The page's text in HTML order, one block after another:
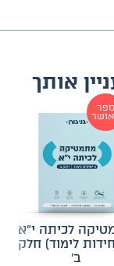
אותך
ספר
לכיתה י״א
יחידות לימוד) חלק
ב׳